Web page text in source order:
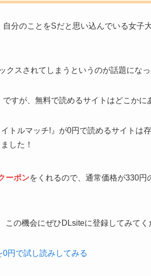
自分のことをSだと思い込んでいる女
クスされてしまうというのが話題になっ
すが、無料で読めるサイトはどこかに
トルマッチ!』が0円で読めるサイトは
した！
ーポンをくれるので、通常価格が330円
の機会にぜひDLsiteに登録してみてく
円で試し読みしてみる